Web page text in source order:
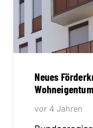
Neues
vor 4 Jahren